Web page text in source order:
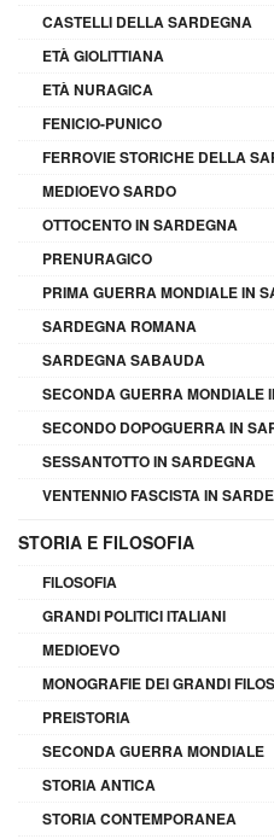
CASTELLI DELLA SARDEGNA
ETÀ GIOLITTIANA
ETÀ NURAGICA
FENICIO-PUNICO
FERROVIE STORICHE DELLA
MEDIOEVO SARDO
OTTOCENTO IN SARDEGNA
PRENURAGICO
PRIMA GUERRA MONDIALE IN
SARDEGNA ROMANA
SARDEGNA SABAUDA
SECONDA GUERRA MONDIALE
SECONDO DOPOGUERRA IN
SESSANTOTTO IN SARDEGNA
VENTENNIO FASCISTA IN
STORIA E FILOSOFIA
FILOSOFIA
GRANDI POLITICI ITALIANI
MEDIOEVO
MONOGRAFIE DEI GRANDI
PREISTORIA
SECONDA GUERRA MONDIALE
STORIA ANTICA
STORIA CONTEMPORANEA